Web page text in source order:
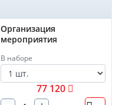
Организация
мероприятия
В наборе
77 120